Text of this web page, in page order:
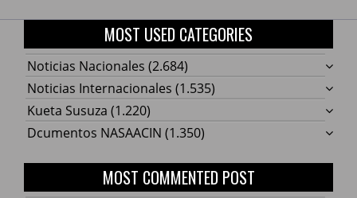
MOST USED CATEGORIES
Noticias Nacionales (2.684)
Noticias Internacionales (1.535)
Kueta Susuza (1.220)
Dcumentos NASAACIN (1.350)
MOST COMMENTED POST